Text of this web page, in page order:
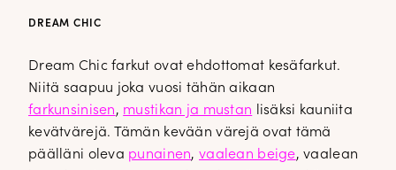
DREAM CHIC
Dream Chic farkut ovat ehdottomat kesäfarkut.
Niitä saapuu joka vuosi tähän aikaan
farkunsinisen, mustikan ja mustan lisäksi kauniita
kevätvärejä. Tämän kevään värejä ovat tämä
päälläni oleva punainen,vaalean beige, vaalean